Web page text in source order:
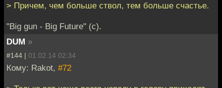
> Причем, чем больше ствол, тем больше счастье.
"Big gun - Big Future" (c).
DUM »
#144 | 01.02.14 02:34
Кому: Rakot, #72